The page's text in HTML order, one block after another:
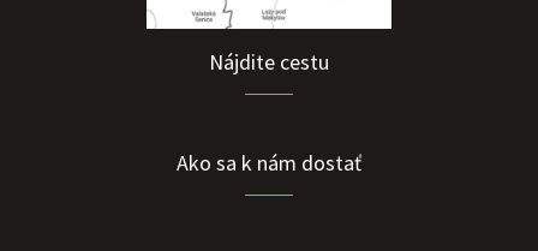
Nájdite cestu
Ako sa k nám dostať